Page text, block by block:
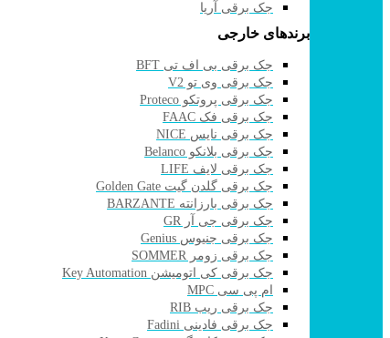
جک برقی آریا
برندهای خارجی
جک برقی بی اف تی BFT
جک برقی وی تو V2
جک برقی پروتکو Proteco
جک برقی فک FAAC
جک برقی نایس NICE
جک برقی بلانکو Belanco
جک برقی لایف LIFE
جک برقی گلدن گیت Golden Gate
جک برقی بارزانته BARZANTE
جک برقی جی آر GR
جک برقی جنیوس Genius
جک برقی زومر SOMMER
جک برقی کی اتومیشن Key Automation
ام پی سی MPC
جک برقی ریب RIB
جک برقی فادینی Fadini